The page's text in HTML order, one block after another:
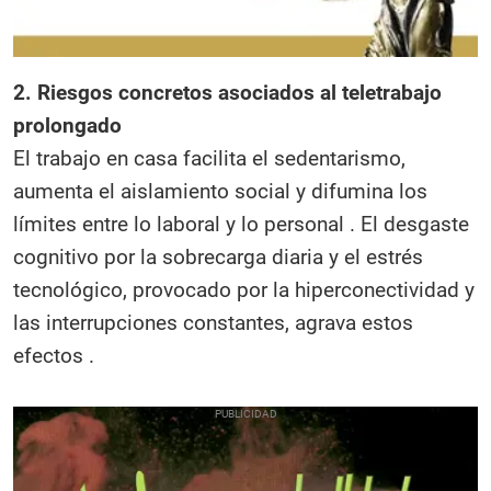
2. Riesgos concretos asociados al teletrabajo
prolongado
El trabajo en casa facilita el sedentarismo,
aumenta el aislamiento social y difumina los
límites entre lo laboral y lo personal . El desgaste
cognitivo por la sobrecarga diaria y el estrés
tecnológico, provocado por la hiperconectividad y
las interrupciones constantes, agrava estos
efectos .